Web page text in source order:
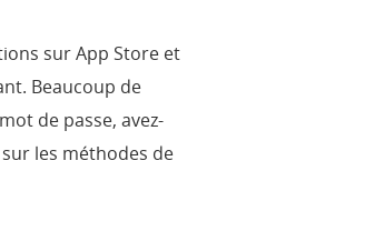
sur App Store et
Beaucoup de
de passe, avez-
les méthodes de